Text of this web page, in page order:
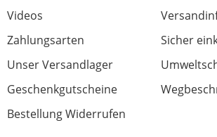
Videos
Zahlungsarten
Sicher
Unser Versandlager
Geschenkgutscheine
Bestellung Widerrufen